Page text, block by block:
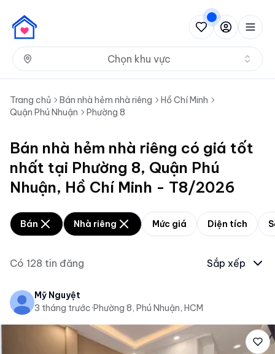
Chọn khu vực
Trang chủ Bán nhà hẻm nhà riêng
Hồ Chí Minh
Quận Phú Nhuận
Phường 8
Bán nhà hẻm nhà riêng có giá tốt
nhất tại Phường 8, Quận Phú
Nhuận, Hồ Chí Minh - T8/2026
Bán Nhà riêng Mức giá Diện tích
Có 128 tin đăng Sắp xếp
Mỹ Nguyệt
3 tháng trước·Phường 8, Phú Nhuận, HCM